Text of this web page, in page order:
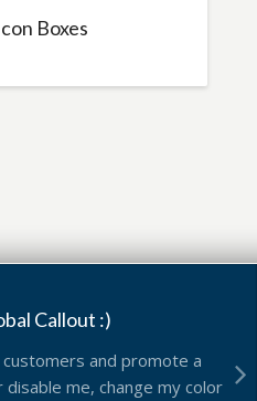
Boxes
Callout :)
and promote a
me, change my color